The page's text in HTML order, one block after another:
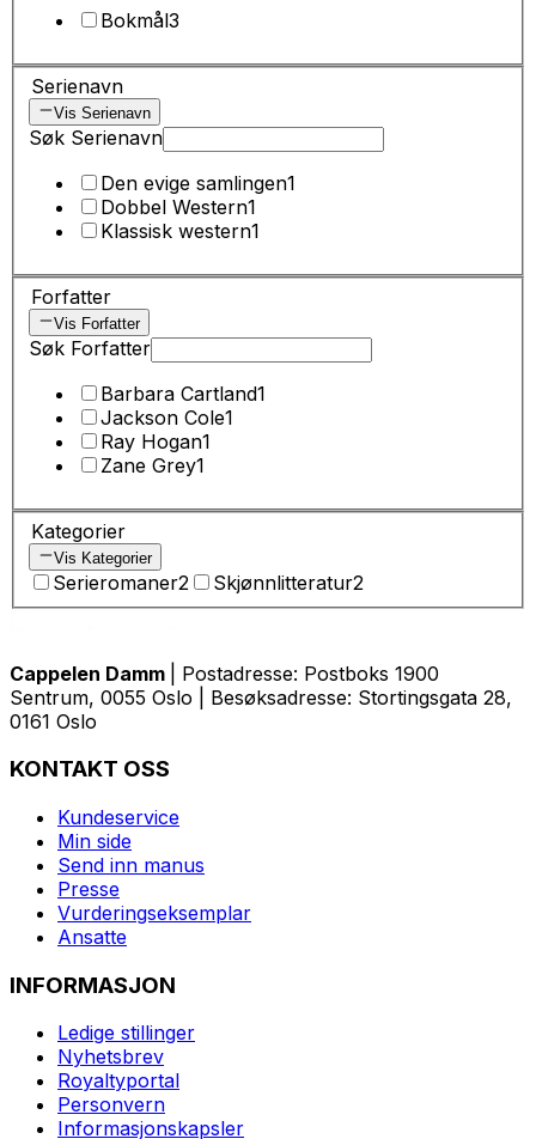
Bokmål3
Serienavn
Vis Serienavn
Søk Serienavn
Den evige samlingen1
Dobbel Western1
Klassisk western1
Forfatter
Vis Forfatter
Søk Forfatter
Barbara Cartland1
Jackson Cole1
Ray Hogan1
Zane Grey1
Kategorier
Vis Kategorier
Serieromaner2 Skjønnlitteratur2
Cappelen Damm
| Postadresse: Postboks 1900
Sentrum, 0055 Oslo | Besøksadresse: Stortingsgata 28,
0161 Oslo
KONTAKT OSS
Kundeservice
Min side
Send inn manus
Presse
Vurderingseksemplar
Ansatte
INFORMASJON
Ledige stillinger
Nyhetsbrev
Royaltyportal
Personvern
Informasjonskapsler